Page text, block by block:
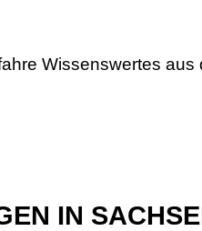
Wissenswertes
IN